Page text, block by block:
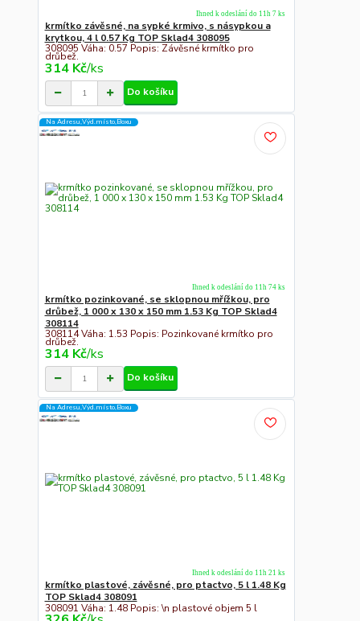
krmítko závěsné, na sypké krmivo, s násypkou a
krytkou, 4 l 0.57 Kg TOP Sklad4 308095
308095 Váha: 0.57 Popis: Závěsné krmítko pro
drůbež.
314 Kč/ks
Ihned k odeslání do 11h 7 ks
Do košíku
Na Adresu,Výd.místo,Boxu
krmítko pozinkované, se sklopnou mřížkou, pro
drůbež, 1 000 x 130 x 150 mm 1.53 Kg TOP Sklad4
308114
308114 Váha: 1.53 Popis: Pozinkované krmítko pro
drůbež.
314 Kč/ks
Ihned k odeslání do 11h 74 ks
Do košíku
Na Adresu,Výd.místo,Boxu
krmítko plastové, závěsné, pro ptactvo, 5 l 1.48 Kg
TOP Sklad4 308091
308091 Váha: 1.48 Popis: \n plastové objem 5 l
Ihned k odeslání do 11h 21 ks